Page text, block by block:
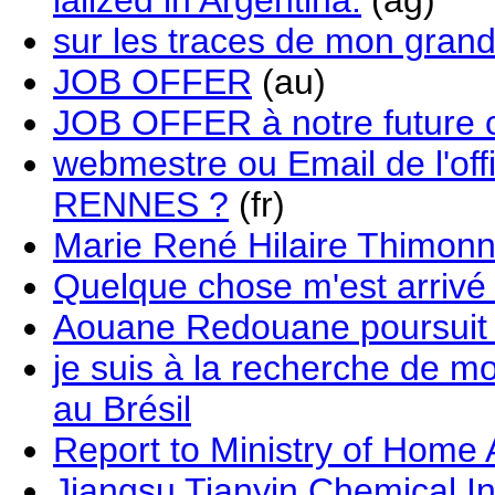
sur les traces de mon
JOB OFFER (au)
JOB OFFER à notre future
webmestre ou Email de
RENNES ? (fr)
Marie René Hilaire
Quelque chose m'est
Aouane Redouane
je suis à la recherche de
au Brésil
Report to Ministry of